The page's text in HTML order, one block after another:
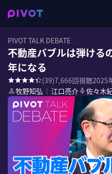
PIVOT TALK DEBATE
不動産バブルは弾ける
年になる
(39)7,666回視聴2025
牧野知弘 ｜ 江口亮介 佐々木